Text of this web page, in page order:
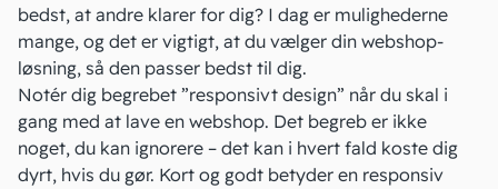
bedst, at andre klarer for dig? I dag er mulighederne
mange, og det er vigtigt, at du vælger din webshop-
løsning, så den passer bedst til dig.
Notér dig begrebet ”responsivt design” når du skal i
gang med at lave en webshop. Det begreb er ikke
noget, du kan ignorere – det kan i hvert fald koste dig
dyrt, hvis du gør. Kort og godt betyder en responsiv